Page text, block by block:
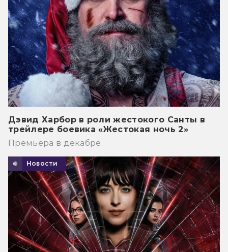
Дэвид Харбор в роли жестокого Санты в
трейлере боевика «Жестокая ночь 2»
Премьера в декабре.
Новости